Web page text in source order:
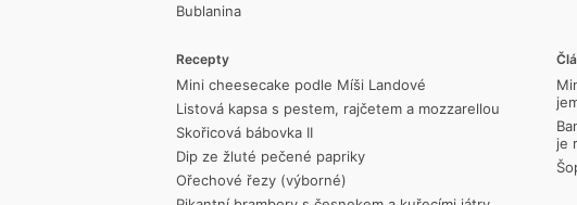
Bublanina
Recepty
Mini cheesecake podle Míši Landové
Listová kapsa s pestem, rajčetem a mozzarellou
Skořicová bábovka II
Dip ze žluté pečené papriky
Ořechové řezy (výborné)
je